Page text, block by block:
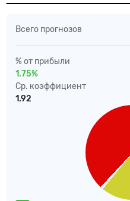
Всего прогнозов
% от прибыли
1.75%
Ср. коэффициент
1.92